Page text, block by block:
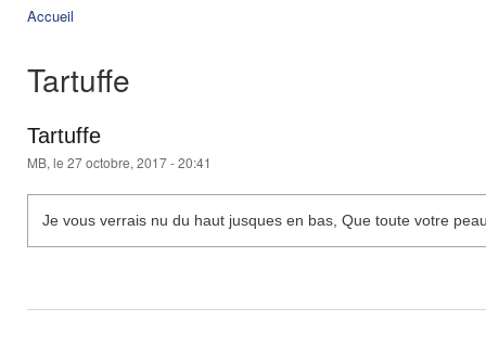
Accueil
Tartuffe
Tartuffe
MB, le 27 octobre, 2017 - 20:41
Je vous verrais nu du haut jusques en bas, Que toute votre